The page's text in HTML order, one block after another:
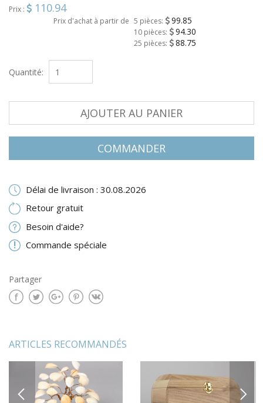
Prix : 110.94
Prix d'achat à partir de 5 pièces: 99.85
10 pièces: 94.30
25 pièces: 88.75
Quantité:
AJOUTER AU PANIER
COMMANDER
Délai de livraison : 30.08.2026
Retour gratuit
Besoin d'aide?
Commande spéciale
Partager
ARTICLES RECOMMANDÉS
PREVIOUS NEXT